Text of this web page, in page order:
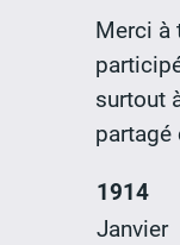
Merci à
surtout
partagé
1914
Janvier